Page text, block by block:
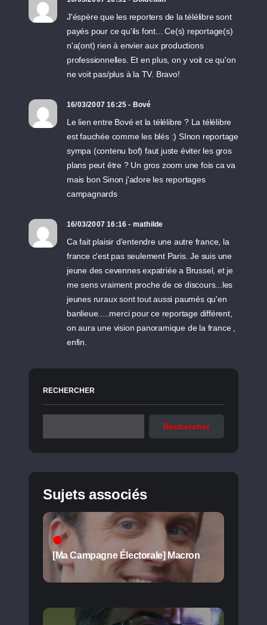
J'éspère que les reporters de la télélibre sont
payés pour ce qu'ils font... Ce(s) reportage(s)
n'a(ont) rien à envier aux productions
professionnelles. Et en plus, on y voit ce qu'on
ne voit pas/plus à la TV. Bravo!
16/03/2007 16:25 - Bové
Le lien entre Bové et la télélibre ? La télélibre
est fauchée comme les blés :) SInon reportage
sympa (contenu bof) faut juste éviter les gros
plans peut être ? Un gros zoom une fois ca va
mais bon Sinon j'adore les reportages
campagnards
16/03/2007 16:16 - mathilde
Ca fait plaisir d'entendre une autre france, la
france c'est pas seulement Paris. Je suis une
jeune des cevennes expatriée a Brussel, et je
me sens vraiment proche de ce discours...les
jeunes ruraux sont tout aussi paumés qu'en
banlieue.....merci pour ce reportage différent,
on aura une vision panoramique de la france ,
enfin.
RECHERCHER
Rechercher
Sujets associés
[Ma Campagne Électorale] Macron